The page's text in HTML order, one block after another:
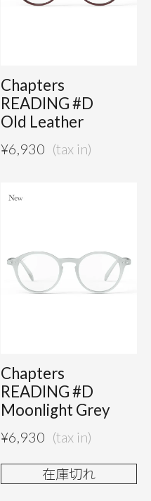
Chapters
READING #D
Old Leather
¥6,930
Chapters
READING #D
Moonlight Grey
¥6,930
在庫切れ